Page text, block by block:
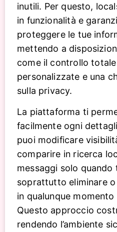
inutili. Per questo,
in funzionalità e
proteggere le tue
mettendo a
come il controllo
personalizzate e una
sulla privacy.
La piattaforma ti
facilmente ogni
puoi modificare
comparire in ricerca
messaggi solo
soprattutto eliminare
in qualunque
Questo approccio
rendendo l’ambiente